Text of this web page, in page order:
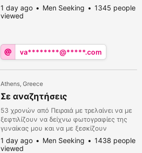
1 day ago Men Seeking
1345 people
viewed
va********@*****.com
Athens, Greece
Σε αναζητήσεις
53 χρονών από Πειραιά με τρελαίνει να με
ξεφτιλίζουν να δείχνω φωτογραφίες της
γυναίκας μου και να με ξεσκίζουν
1 day ago Men Seeking
1438 people
viewed